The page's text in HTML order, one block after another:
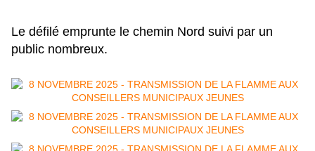
Le défilé emprunte le chemin Nord suivi par un
public nombreux.